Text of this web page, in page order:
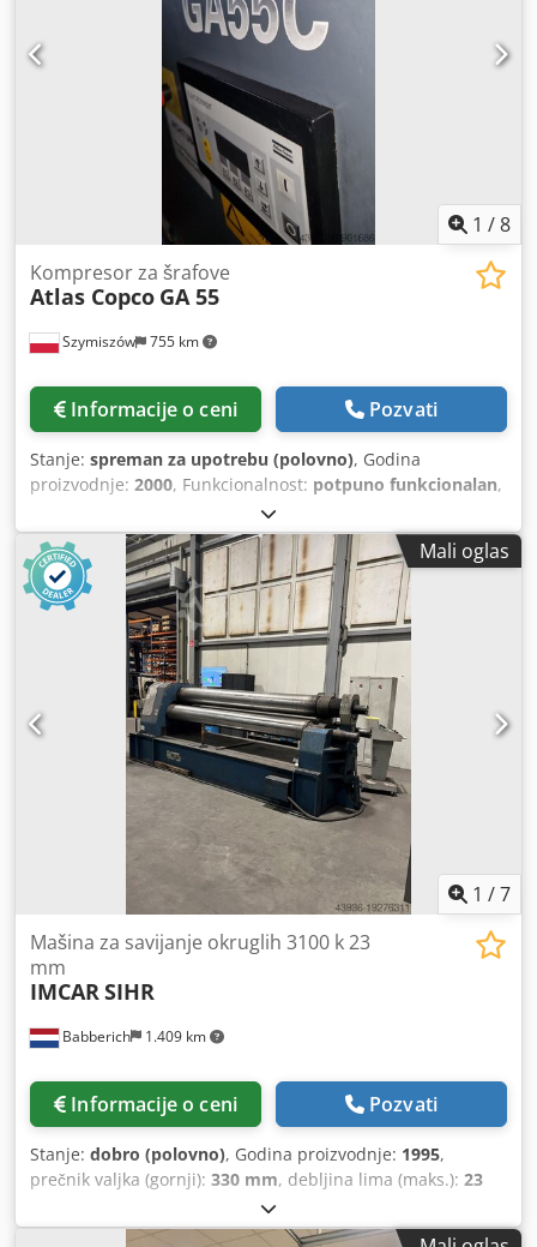
1 /8
Szymiszów 755 km
Kompresor za šrafove
Atlas Copco GA 55
Informacije o ceni Pozvati
Stanje: spreman za upotrebu (polovno), Godina
proizvodnje: 2000, Funkcionalnost: potpuno funkcionalan,
Nudimo Atlas Copco kompresore TIP GA 55 pritisak 10 bara
Snaga motora 55 kV Godina izgradnje 2000 Kompresor sa
dokumentacijom Dsdpfxswa Iz Ae Ag Hsck Nosimo i druge
kompresore iz Atlas Copco, Kaeser i Mahle
Mali oglas
1 /7
Babberich 1.409 km
Mašina za savijanje okruglih 3100 k 23
mm
IMCAR SIHR
Informacije o ceni Pozvati
Stanje: dobro (polovno), Godina proizvodnje: 1995,
prečnik valjka (gornji): 330 mm, debljina lima (maks.): 23
, proizvođač: IMCAR Tip: SIHR Godina proizvodnje:
1995 Dsdpfx Aewpku Dsg Hjck Prošireni kraj za rolne za